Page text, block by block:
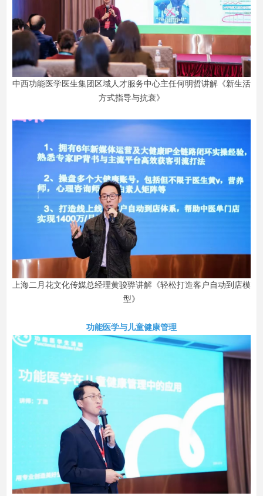
中西功能医学医生集团区域人才服务中心主任何明哲讲解《新生活
方式指导与抗衰》
上海二月花文化传媒总经理黄骏骅讲解《轻松打造客户自动到店模
型》
功能医学与儿童健康管理